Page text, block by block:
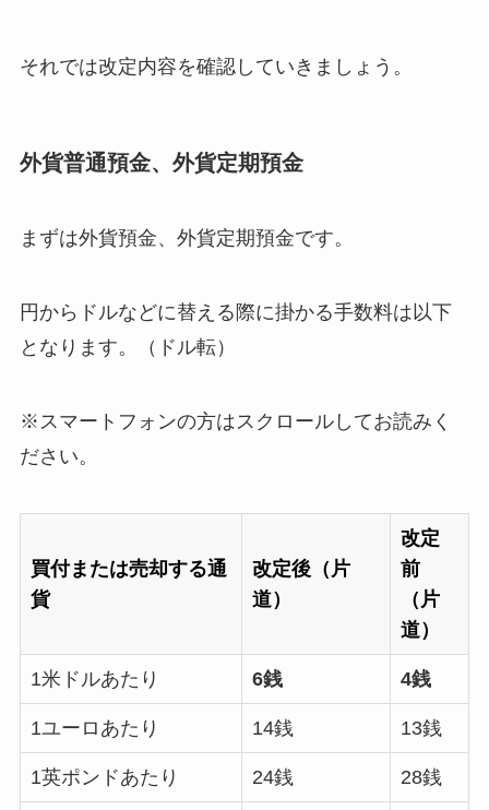
それでは改定内容を確認していきましょう。
外貨普通預金、外貨定期預金
まずは外貨預金、外貨定期預金です。
円からドルなどに替える際に掛かる手数料は以下
となります。（ドル転）
※スマートフォンの方はスクロールしてお読みく
ださい。
買付または売却する通
貨
改定後（片
道）
改定
前
（片
道）
1米ドルあたり 6銭 4銭
1ユーロあたり 14銭 13銭
1英ポンドあたり 24銭 28銭